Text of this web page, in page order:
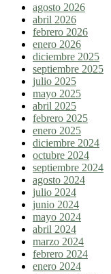
agosto 2026
abril 2026
febrero 2026
enero 2026
diciembre 2025
septiembre 2025
julio 2025
mayo 2025
abril 2025
febrero 2025
enero 2025
diciembre 2024
octubre 2024
septiembre 2024
agosto 2024
julio 2024
junio 2024
mayo 2024
abril 2024
marzo 2024
febrero 2024
enero 2024